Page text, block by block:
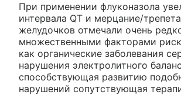
При применении флуконазола
интервала QT и мерцание/
желудочков отмечали очень
множественными факторами
как органические заболевания
нарушения электролитного
способствующая развитию
нарушений сопутствующая